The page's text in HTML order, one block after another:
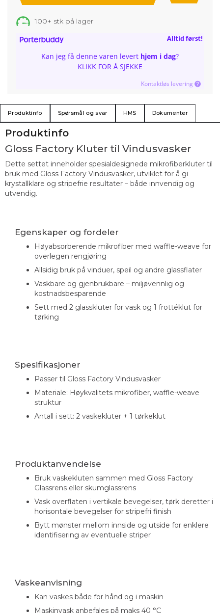
100+ stk på lager
Alltid først!
Kan jeg få denne varen levert hjem i dag?
KLIKK FOR Å SJEKKE
Kontaktløs levering
Produktinfo Spørsmål og svar HMS Dokumenter
Produktinfo
Gloss Factory Kluter til Vindusvasker
Dette settet inneholder spesialdesignede mikrofiberkluter til
bruk med Gloss Factory Vindusvasker, utviklet for å gi
krystallklare og stripefrie resultater – både innvendig og
utvendig.
Egenskaper og fordeler
Høyabsorberende mikrofiber med waffle-weave for
overlegen rengjøring
Allsidig bruk på vinduer, speil og andre glassflater
Vaskbare og gjenbrukbare – miljøvennlig og
kostnadsbesparende
Sett med 2 glasskluter for vask og 1 frottéklut for
tørking
Spesifikasjoner
Passer til Gloss Factory Vindusvasker
Materiale: Høykvalitets mikrofiber, waffle-weave
struktur
Antall i sett: 2 vaskekluter + 1 tørkeklut
Produktanvendelse
Bruk vaskekluten sammen med Gloss Factory
Glassrens eller skumglassrens
Vask overflaten i vertikale bevegelser, tørk deretter i
horisontale bevegelser for stripefri finish
Bytt mønster mellom innside og utside for enklere
identifisering av eventuelle striper
Vaskeanvisning
Kan vaskes både for hånd og i maskin
Maskinvask anbefales på maks 40 °C